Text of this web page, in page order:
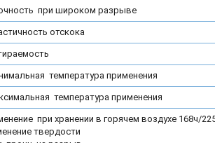
при широком разрыве
отскока
температура применения
температура применения
при хранении в горячем воздухе 168ч/
твердости